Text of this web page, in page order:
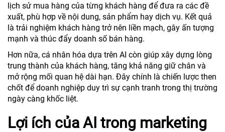
lịch sử mua hàng của từng khách hàng để đưa ra các đề
xuất, phù hợp về nội dung, sản phẩm hay dịch vụ. Kết quả
là trải nghiệm khách hàng trở nên liền mạch, gây ấn tượng
mạnh và thúc đẩy doanh số bán hàng.
Hơn nữa, cá nhân hóa dựa trên AI còn giúp xây dựng lòng
trung thành của khách hàng, tăng khả năng giữ chân và
mở rộng mối quan hệ dài hạn. Đây chính là chiến lược then
chốt để doanh nghiệp duy trì sự cạnh tranh trong thị trường
ngày càng khốc liệt.
Lợi ích của AI trong marketing